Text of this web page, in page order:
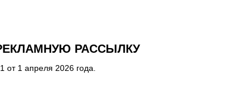
РАССЫЛКУ
от 1 апреля 2026 года.